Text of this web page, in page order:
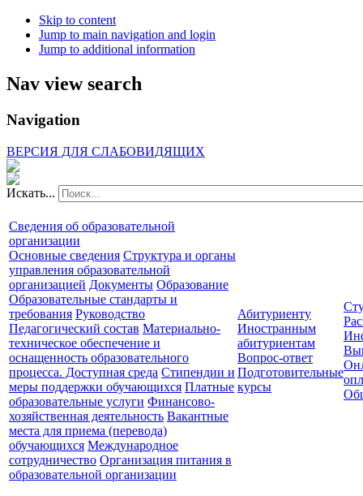
Skip to content
Jump to main navigation and login
Jump to additional information
Nav view search
Navigation
ВЕРСИЯ ДЛЯ СЛАБОВИДЯЩИХ
Искать...
Сведения об образовательной
организации
Основные сведения Структура и органы
управления образовательной
организацией Документы Образование
Образовательные стандарты и
требования Руководство
Педагогический состав Материально-
техническое обеспечение и
оснащенность образовательного
процесса. Доступная среда Стипендии и
меры поддержки обучающихся Платные
образовательные услуги Финансово-
хозяйственная деятельность Вакантные
места для приема (перевода)
обучающихся Международное
сотрудничество Организация питания в
образовательной организации
Абитуриенту
Иностранным
абитуриентам
Вопрос-ответ
Подготовительные
курсы